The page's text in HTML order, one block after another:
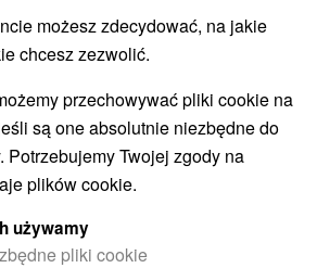
możesz zdecydować, na jakie
chcesz zezwolić.
przechowywać pliki cookie na
są one absolutnie niezbędne do
Potrzebujemy Twojej zgody na
plików cookie.
używamy
pliki cookie